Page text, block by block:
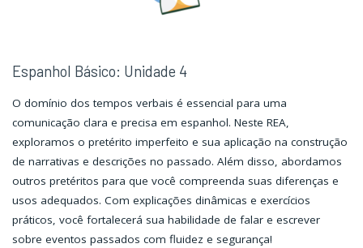
Espanhol Básico: Unidade 4
O domínio dos tempos verbais é essencial para uma
comunicação clara e precisa em espanhol. Neste REA,
exploramos o pretérito imperfeito e sua aplicação na construção
de narrativas e descrições no passado. Além disso, abordamos
outros pretéritos para que você compreenda suas diferenças e
usos adequados. Com explicações dinâmicas e exercícios
práticos, você fortalecerá sua habilidade de falar e escrever
sobre eventos passados com fluidez e segurança!